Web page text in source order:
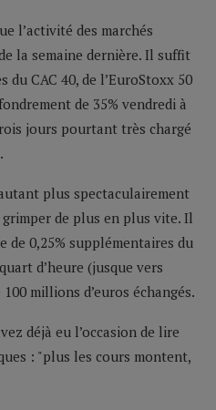
l’activité des marchés
la semaine dernière. Il suffit
CAC 40, de l’EuroStoxx 50
de 35% vendredi à
jours pourtant très chargé
plus spectaculairement
de plus en plus vite. Il
de 0,25% supplémentaires du
d’heure (jusque vers
millions d’euros échangés.
déjà eu l’occasion de lire
: "plus les cours montent,